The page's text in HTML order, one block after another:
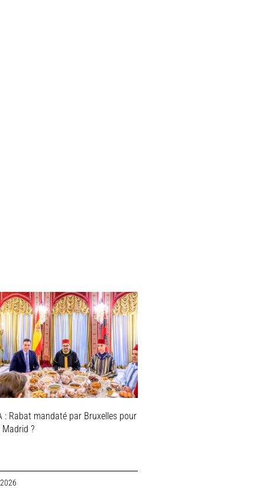
: Rabat mandaté par Bruxelles pour
Madrid ?